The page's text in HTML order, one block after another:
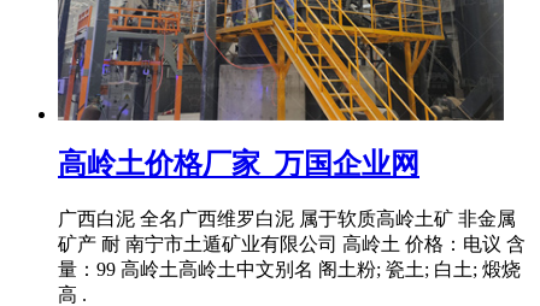
高岭土价格厂家_万国企业网
广西白泥 全名广西维罗白泥 属于软质高岭土矿 非金属
矿产 耐 南宁市土遁矿业有限公司 高岭土 价格：电议 含
量：99 高岭土高岭土中文别名 阁土粉; 瓷土; 白土; 煅烧
高 .